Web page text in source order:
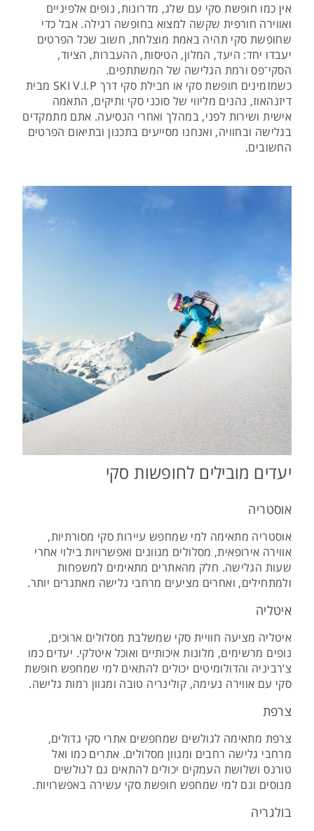
אין כמו חופשת סקי עם שלג, מדרונות, נופים אלפיניים
ואווירה חורפית שקשה למצוא בחופשה רגילה. אבל כדי
שחופשת סקי תהיה באמת מוצלחת, חשוב שכל הפרטים
יעבדו יחד: היעד, המלון, הטיסות, ההעברות, הציוד,
הסקי־פס ורמת הגלישה של המשתתפים.
כשמזמינים חופשת סקי או חבילת סקי דרך SKI V.I.P מבית
דיזנהאוז, נהנים מליווי של סוכני סקי ותיקים, התאמה
אישית ושירות לפני, במהלך ואחרי הנסיעה. אתם מתמקדים
בגלישה ובחוויה, ואנחנו מסייעים בתכנון ובתיאום הפרטים
החשובים.
יעדים מובילים לחופשות סקי
אוסטריה
אוסטריה מתאימה למי שמחפש עיירות סקי מסורתיות,
אווירה אירופאית, מסלולים מגוונים ואפשרויות בילוי אחרי
שעות הגלישה. חלק מהאתרים מתאימים למשפחות
ולמתחילים, ואחרים מציעים מרחבי גלישה מאתגרים יותר.
איטליה
איטליה מציעה חוויית סקי שמשלבת מסלולים ארוכים,
נופים מרשימים, מלונות איכותיים ואוכל איטלקי. יעדים כמו
צ’רביניה והדולומיטים יכולים להתאים למי שמחפש חופשת
סקי עם אווירה נעימה, קולינריה טובה ומגוון רמות גלישה.
צרפת
צרפת מתאימה לגולשים שמחפשים אתרי סקי גדולים,
מרחבי גלישה רחבים ומגוון מסלולים. אתרים כמו ואל
טורנס ושלושת העמקים יכולים להתאים גם לגולשים
מנוסים וגם למי שמחפש חופשת סקי עשירה באפשרויות.
בולגריה